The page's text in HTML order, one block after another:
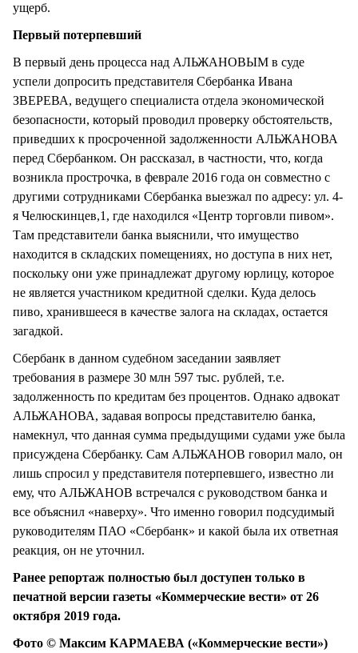
ущерб.
Первый потерпевший
В первый день процесса над АЛЬЖАНОВЫМ в суде
успели допросить представителя Сбербанка Ивана
ЗВЕРЕВА, ведущего специалиста отдела экономической
безопасности, который проводил проверку обстоятельств,
приведших к просроченной задолженности АЛЬЖАНОВА
перед Сбербанком. Он рассказал, в частности, что, когда
возникла прострочка, в феврале 2016 года он совместно с
другими сотрудниками Сбербанка выезжал по адресу: ул. 4-
я Челюскинцев,1, где находился «Центр торговли пивом».
Там представители банка выяснили, что имущество
находится в складских помещениях, но доступа в них нет,
поскольку они уже принадлежат другому юрлицу, которое
не является участником кредитной сделки. Куда делось
пиво, хранившееся в качестве залога на складах, остается
загадкой.
Сбербанк в данном судебном заседании заявляет
требования в размере 30 млн 597 тыс. рублей, т.е.
задолженность по кредитам без процентов. Однако адвокат
АЛЬЖАНОВА, задавая вопросы представителю банка,
намекнул, что данная сумма предыдущими судами уже была
присуждена Сбербанку. Сам АЛЬЖАНОВ говорил мало, он
лишь спросил у представителя потерпевшего, известно ли
ему, что АЛЬЖАНОВ встречался с руководством банка и
все объяснил «наверху». Что именно говорил подсудимый
руководителям ПАО «Сбербанк» и какой была их ответная
реакция, он не уточнил.
Ранее репортаж полностью был доступен только в
печатной версии газеты «Коммерческие вести» от 26
октября 2019 года.
Фото © Максим КАРМАЕВА («Коммерческие вести»)